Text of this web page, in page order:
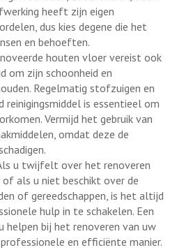
heeft zijn eigen
dus kies degene die het
en behoeften.
houten vloer vereist ook
om zijn schoonheid en
Regelmatig stofzuigen en
reinigingsmiddel is essentieel om
Vermijd het gebruik van
omdat deze de
u twijfelt over het renoveren
als u niet beschikt over de
of gereedschappen, is het altijd
hulp in te schakelen. Een
helpen bij het renoveren van uw
en efficiënte manier.